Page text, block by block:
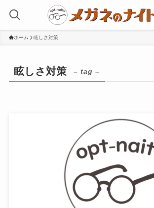
ホーム 眩しさ対策
眩しさ対策 – tag –